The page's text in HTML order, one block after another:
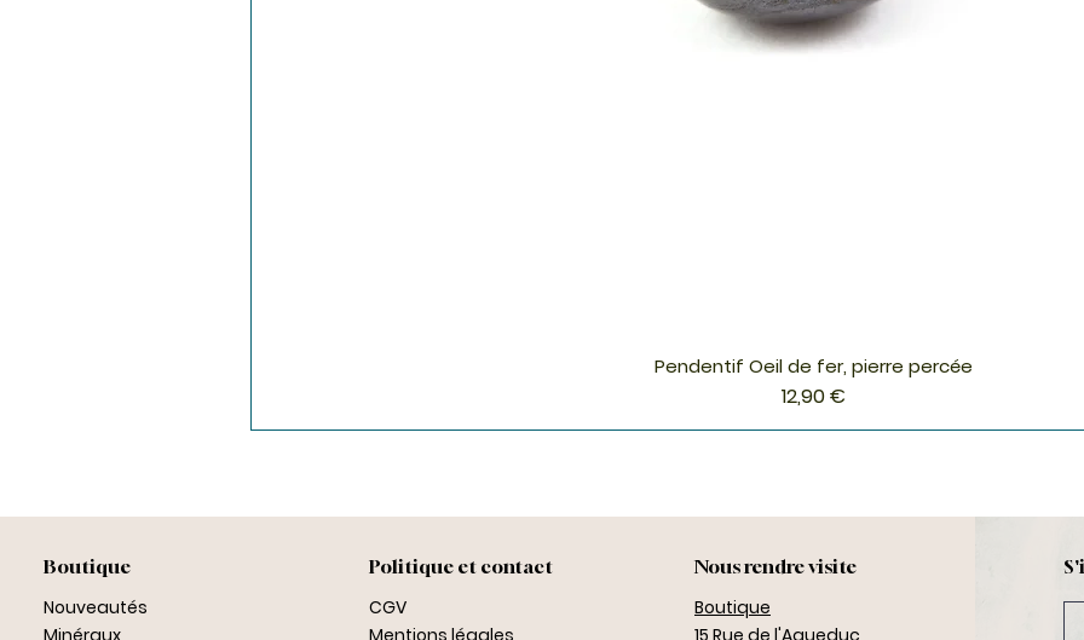
Aperçu rapide
Pendentif Oeil de fer, pierre percée
Prix
12,90 €
Boutique
Nouveautés
Minéraux
Politique et contact
CGV
Mentions légales
Nous rendre visite
Boutique
15 Rue de l'Aqueduc,